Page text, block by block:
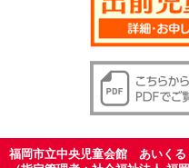
福岡市立中央児童会館 あいくる